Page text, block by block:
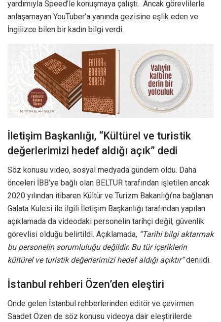
yardımıyla Speed’le konuşmaya çalıştı. Ancak görevlilerle
anlaşamayan YouTuber’a yanında gezisine eşlik eden ve
İngilizce bilen bir kadın bilgi verdi.
İletişim Başkanlığı, “Kültürel ve turistik
değerlerimizi hedef aldığı açık” dedi
Söz konusu video, sosyal medyada gündem oldu. Daha
önceleri İBB’ye bağlı olan BELTUR tarafından işletilen ancak
2020 yılından itibaren Kültür ve Turizm Bakanlığı’na bağlanan
Galata Kulesi ile ilgili İletişim Başkanlığı tarafından yapılan
açıklamada da videodaki personelin tarihçi değil, güvenlik
görevlisi olduğu belirtildi. Açıklamada, “Tarihi bilgi aktarmak
bu personelin sorumluluğu değildir. Bu tür içeriklerin
kültürel ve turistik değerlerimizi hedef aldığı açıktır”denildi.
İstanbul rehberi Özen’den eleştiri
Önde gelen İstanbul rehberlerinden editör ve çevirmen
Saadet Özen de söz konusu videoya dair eleştirilerde